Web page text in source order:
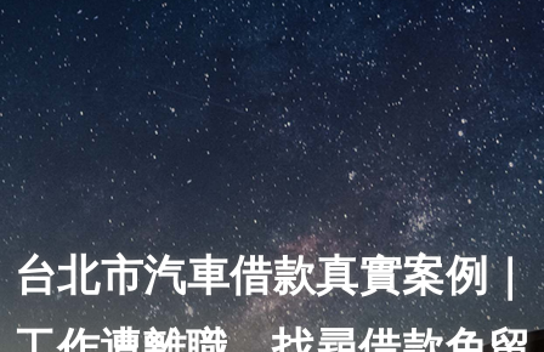
台北市汽車借款真實案例｜